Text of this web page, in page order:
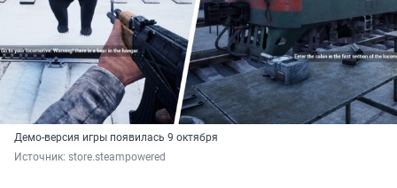
Демо-версия игры появилась 9 октября
Источник: store.steampowered